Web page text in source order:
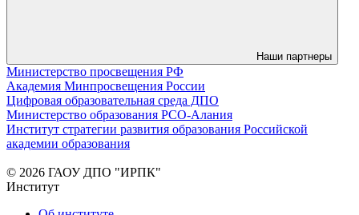
Наши партнеры
Министерство просвещения РФ
Академия Минпросвещения России
Цифровая образовательная среда ДПО
Министерство образования РСО-Алания
Институт стратегии развития образования Российской
академии образования
© 2026 ГАОУ ДПО "ИРПК"
Институт